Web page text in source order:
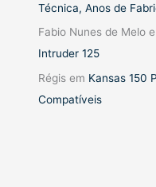
Técnica, Anos de
Fabio Nunes de Melo
Intruder 125
Régis em Kansas 150
Compatíveis